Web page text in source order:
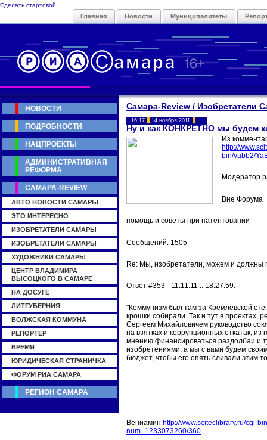
Сделать стартовой
Главная Новости Муниципалитеты
Самара-Review / Изобретатели
16:17 14 ноября 2011
Ну и как КОНКРЕТНО мы будем
Из
http://
bin/yabb2/
Модератор
Вне Форума
помощь и советы при патентовании
Сообщений: 1505
Re: Мы, изобретатели, можем и должны
Ответ #353 - 11.11.11 :: 18:27:59:
"Коммунизм был там за Кремлевской
крошки собирали. Так и тут в проектах,
Сергеем Михайловичем руководство
на взятках и коррупционных откатак,
мнению финансироваться раздолбаи и
изобретениями, а мы с вами будем
бюджет, чтобы его опять сливали этим
Вениамин http://www.sciteclibrary.ru/cgi-
num=1233073260/360
НОВОСТИ
ПОДРОБНОСТИ
НАЦПРОЕКТЫ
АДМИНИСТРАТИВНАЯ
РЕФОРМА
САМАРА-REVIEW
АВТО НОВОСТИ САМАРЫ
ЭТО ИНТЕРЕСНО
ИЗОБРЕТАТЕЛИ САМАРЫ
ИЗОБРЕТАТЕЛИ САМАРЫ
ХУДОЖНИКИ САМАРЫ
ЦЕНТР ВЛАДИМИРА
ВЫСОЦКОГО В САМАРЕ
НА ДОСУГЕ
ЛИТГУБЕРНИЯ
ВОЛЖСКАЯ КОММУНА
РЕПОРТЕР
ВРЕМЯ
ЮРИДИЧЕСКАЯ СТРАНИЧКА
ФОРУМ РИА САМАРА
РЕГИОН САМАРА